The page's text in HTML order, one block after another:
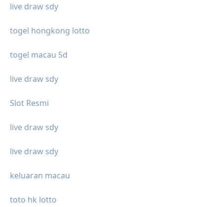
live draw sdy
togel hongkong lotto
togel macau 5d
live draw sdy
Slot Resmi
live draw sdy
live draw sdy
keluaran macau
toto hk lotto